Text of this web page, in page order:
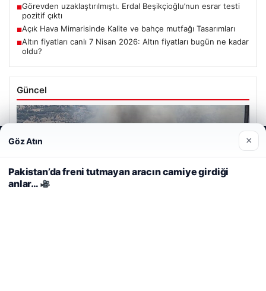
■Görevden uzaklaştırılmıştı. Erdal Beşikçioğlu’nun esrar testi
pozitif çıktı
■Açık Hava Mimarisinde Kalite ve bahçe mutfağı Tasarımları
■Altın fiyatları canlı 7 Nisan 2026: Altın fiyatları bugün ne kadar
oldu?
Güncel
Adıyaman’da Orman Yangını Kontrol Altına Alınmaya
Çalışılıyor
Web sitemizi nasıl kullandığınızı daha iyi anlayabilmek,
deneyiminizi kişiselleştirmek ve geliştirmek amacıyla çerezler
kullanıyoruz.
Çerez Politikamız
Reddet
Göz Atın ×
Pakistan’da freni tutmayan aracın camiye girdiği
anlar…